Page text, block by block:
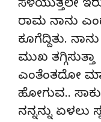
ಸೆಳೆಯುತ್ತಲೇ
ರಾಮ ನಾನು
ಕೂಗೆದ್ದಿತು.
ಮುಖ
ಎಂತೆಂತದೋ
ಹೋಗುವ..
ನನ್ನನ್ನು ಏಳಲು